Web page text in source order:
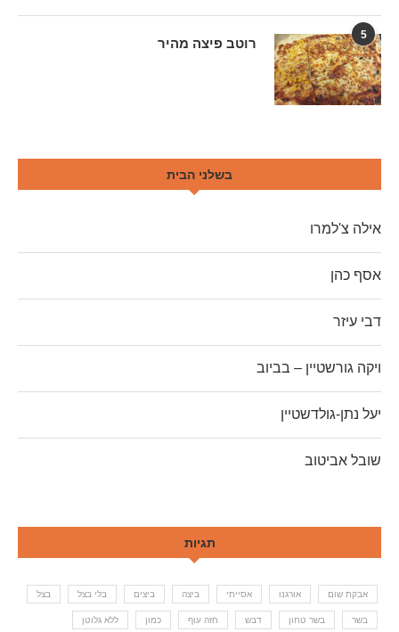
5
רוטב פיצה מהיר
בשלני הבית
אילה צ'למרו
אסף כהן
דבי עיזר
ויקה גורשטיין – בביוב
יעל נתן-גולדשטיין
שובל אביטוב
תגיות
אבקת שום אורגנו אסייתי ביצה ביצים בלי בצל בצל
בשר בשר טחון דבש חזה עוף כמון ללא גלוטן